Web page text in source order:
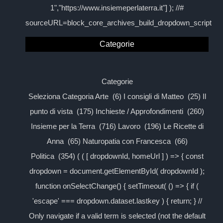
1","https://www.insiemeperlaterra.it"] ); //#
sourceURL=block_core_archives_build_dropdown_script
Categorie
Categorie
Seleziona Categoria Arte (6) I consigli di Matteo (25) Il
punto di vista (175) Inchieste / Approfondimenti (260)
Insieme per la Terra (716) Lavoro (196) Le Ricette di
Anna (65) Naturopatia con Francesca (66)
Politica (354) ( ( [ dropdownId, homeUrl ] ) => { const
dropdown = document.getElementById( dropdownId );
function onSelectChange() { setTimeout( () => { if (
'escape' === dropdown.dataset.lastkey ) { return; } //
Only navigate if a valid term is selected (not the default